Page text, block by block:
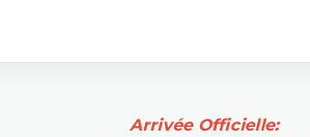
Arrivée Officielle: